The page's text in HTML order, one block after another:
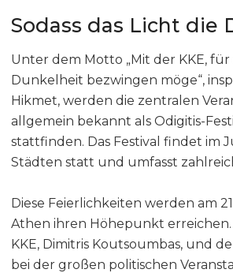
Sodass das Licht die
Unter dem Motto „Mit der KKE, für
Dunkelheit bezwingen möge“,
Hikmet, werden die zentralen
allgemein bekannt als Odigitis-
stattfinden. Das Festival findet im
Städten statt und umfasst
Diese Feierlichkeiten werden am
Athen ihren Höhepunkt
KKE, Dimitris Koutsoumbas, und
bei der großen politischen